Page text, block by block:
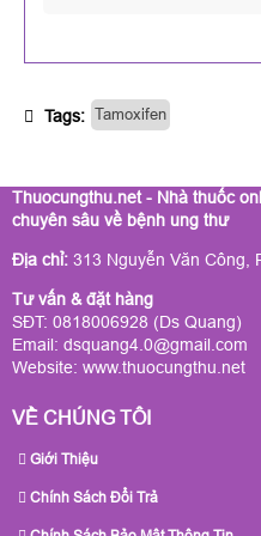
Tags: Tamoxifen
Thuocungthu.net - Nhà thuốc
chuyên sâu về bệnh ung thư
Địa chỉ: 313 Nguyễn Văn Công,
Tư vấn & đặt hàng
SĐT: 0818006928 (Ds Quang)
Email: dsquang4.0@gmail.com
Website: www.thuocungthu.net
VỀ CHÚNG TÔI
Giới Thiệu
Chính Sách Đổi Trả